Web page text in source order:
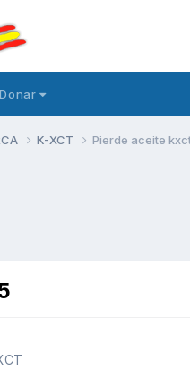
Donar
K-XCT Pierde aceite